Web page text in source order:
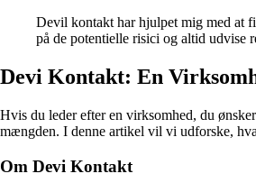
Devil kontakt har hjulpet mig med at
på de potentielle risici og altid udvise
Devi Kontakt: En
Hvis du leder efter en virksomhed, du
mængden. I denne artikel vil vi udforske,
Om Devi Kontakt